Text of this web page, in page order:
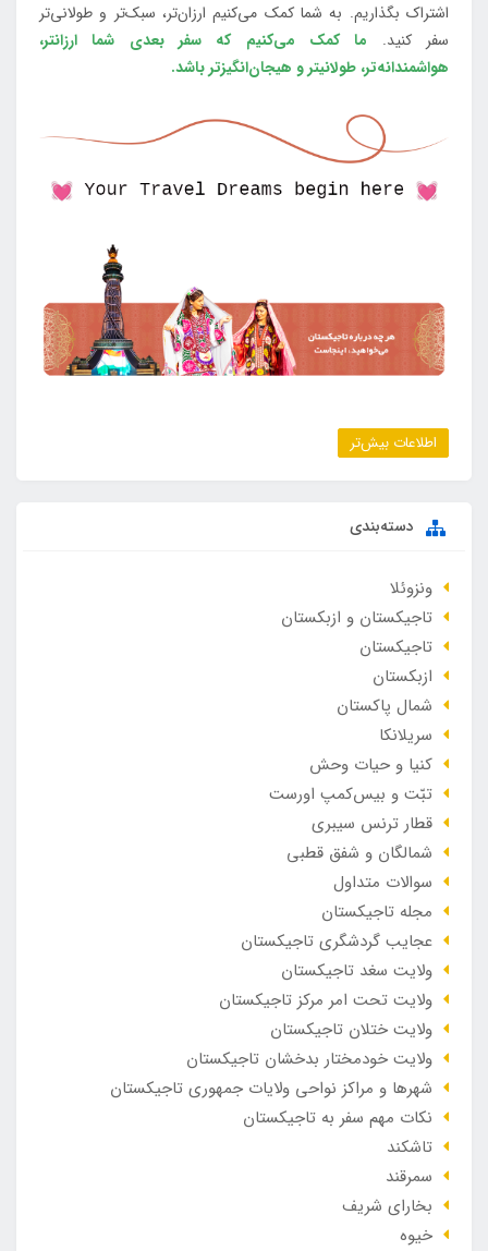
اشتراک بگذاریم. به شما کمک می‌کنیم ارزان‌تر، سبک‌تر و طولانی‌تر
سفر کنید. ما کمک می‌کنیم که سفر بعدی شما ارزانتر،
هواشمندانه‌تر، طولانی‎تر و هیجان‌انگیزتر باشد.
اطلاعات بیش‌تر
دسته‌بندی
ونزوئلا
تاجیکستان و ازبکستان
تاجیکستان
ازبکستان
شمال پاکستان
سریلانکا
کنیا و حیات وحش
تبّت و بیس‌کمپ اورست
قطار ترنس سیبری
شمالگان و شفق قطبی
سوالات متداول
مجله تاجیکستان
عجایب گردشگری تاجیکستان
ولایت سغد تاجیکستان
ولایت تحت امر مرکز تاجیکستان
ولایت ختلان تاجیکستان
ولایت خودمختار بدخشان تاجیکستان
شهرها و مراکز نواحی ولایات جمهوری تاجیکستان
نکات مهم سفر به تاجیکستان
تاشکند
سمرقند
بخارای شریف
خیوه